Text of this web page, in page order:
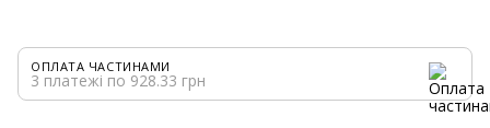
ОПЛАТА ЧАСТИНАМИ
3 платежі по 928.33 грн